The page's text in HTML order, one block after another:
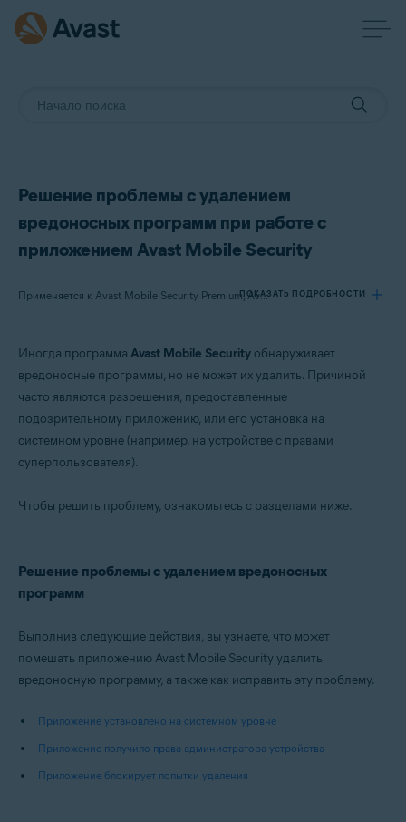
Решение проблемы с удалением
вредоносных программ при работе с
приложением Avast Mobile Security
Применяется к Avast Mobile Security Premium, Avast Mobile Security
ПОКАЗАТЬ ПОДРОБНОСТИ
Продукты:
Avast Mobile Security
Операционные системы:
Android
Иногда программа Avast Mobile Security обнаруживает
вредоносные программы, но не может их удалить. Причиной
часто являются разрешения, предоставленные
подозрительному приложению, или его установка на
системном уровне (например, на устройстве с правами
суперпользователя).
Чтобы решить проблему, ознакомьтесь с разделами ниже.
Решение проблемы с удалением вредоносных
программ
Выполнив следующие действия, вы узнаете, что может
помешать приложению Avast Mobile Security удалить
вредоносную программу, а также как исправить эту проблему.
Приложение установлено на системном уровне
Приложение получило права администратора устройства
Приложение блокирует попытки удаления